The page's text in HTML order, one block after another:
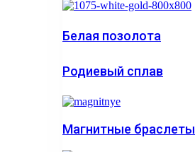
Белая позолота
Родиевый сплав
Магнитные браслеты